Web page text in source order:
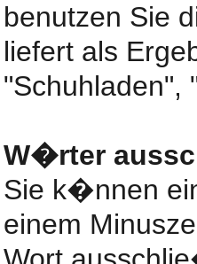
benutzen Sie
liefert als
W�rter
Sie k�nnen
einem